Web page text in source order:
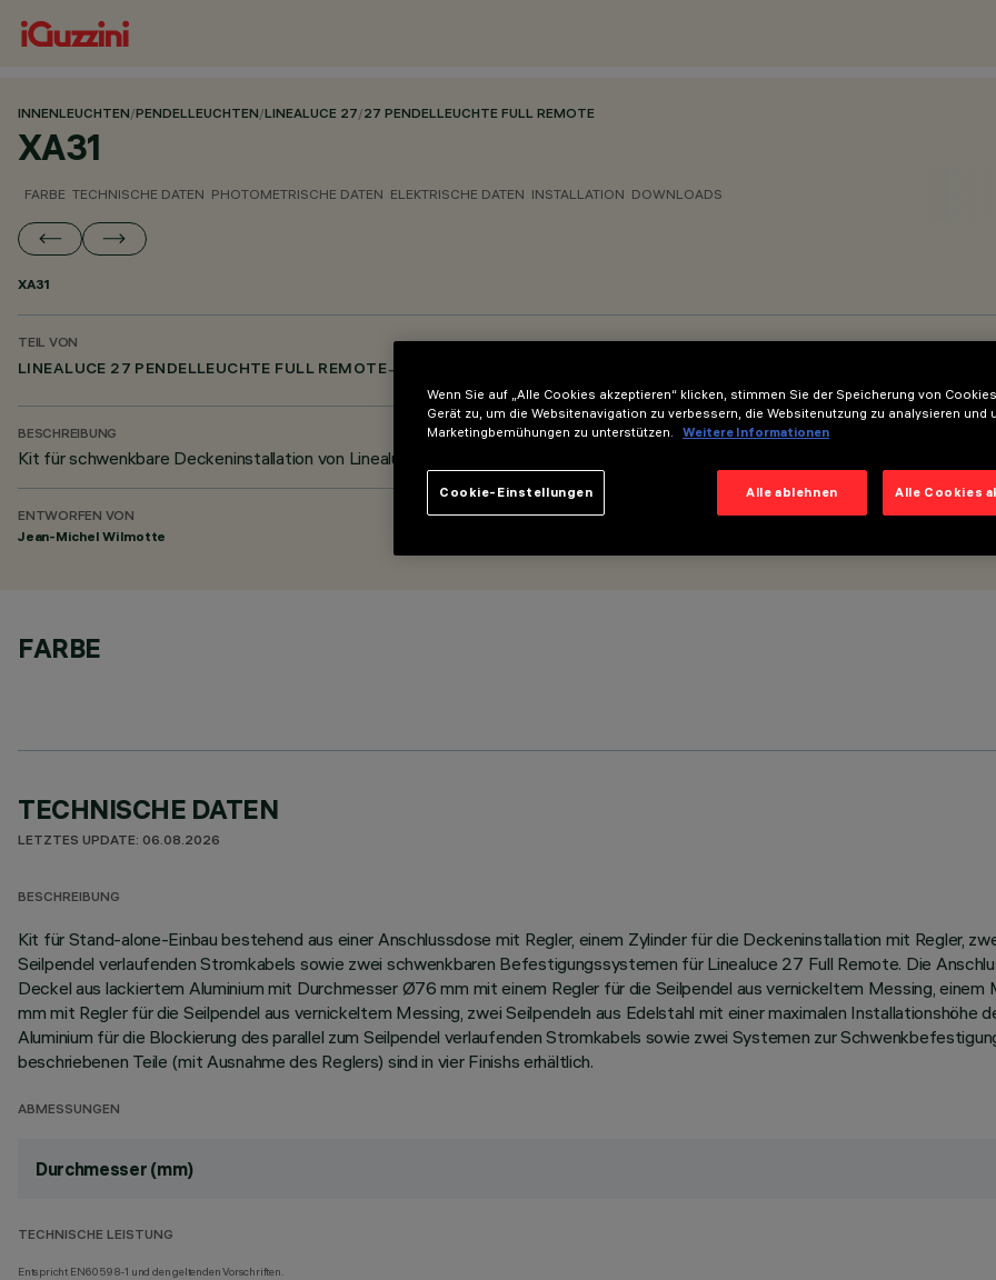
INNENLEUCHTEN/PENDELLEUCHTEN/LINEALUCE 27/27 PENDELLEUCHTE FULL REMOTE
XA31
FARBE TECHNISCHE DATEN PHOTOMETRISCHE DATEN ELEKTRISCHE DATEN INSTALLATION DOWNLOADS
XA31
TEIL VON
LINEALUCE 27 PENDELLEUCHTE FULL REMOTE
BESCHREIBUNG
Kit für schwenkbare Deckeninstallation von Linealuce 27 Full Remote über Seilpendel L=1.800mm
ENTWORFEN VON
Jean-Michel Wilmotte
FARBE
TECHNISCHE DATEN
LETZTES UPDATE: 06.08.2026
BESCHREIBUNG
Kit für Stand-alone-Einbau bestehend aus einer Anschlussdose mit Regler, einem Zylinder für die Deckeninstallation mit Regler,
Seilpendel verlaufenden Stromkabels sowie zwei schwenkbaren Befestigungssystemen für Linealuce 27 Full Remote. Die
Deckel aus lackiertem Aluminium mit Durchmesser Ø76 mm mit einem Regler für die Seilpendel aus vernickeltem Messing,
mm mit Regler für die Seilpendel aus vernickeltem Messing, zwei Seilpendeln aus Edelstahl mit einer maximalen Installationshöhe
Aluminium für die Blockierung des parallel zum Seilpendel verlaufenden Stromkabels sowie zwei Systemen zur
beschriebenen Teile (mit Ausnahme des Reglers) sind in vier Finishs erhältlich.
ABMESSUNGEN
Durchmesser (mm)
TECHNISCHE LEISTUNG
Entspricht EN60598-1 und den geltenden Vorschriften.
Wenn Sie auf „Alle Cookies akzeptieren“ klicken, stimmen Sie der Speicherung von
Gerät zu, um die Websitenavigation zu verbessern, die Websitenutzung zu analysieren und
Marketingbemühungen zu unterstützen.
Weitere Informationen
Alle ablehnen Alle Cookies
Cookie-Einstellungen